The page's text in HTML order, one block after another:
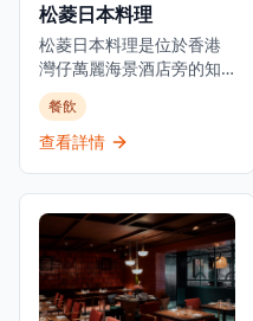
地帶提供精緻的都市用餐
體驗。
松菱日本料理
松菱日本料理是位於香港
灣仔萬麗海景酒店旁的知
名餐廳，是體驗正宗日式
鐵板燒的頂級選擇。餐廳
以精緻的傳統日本料理和
燒宴席已有超過35年的歷
史，深受本地食客和遊客
喜愛。位於灣仔會議展覽
中心旁，松菱提供壽司吧
和鐵板燒用餐體驗，讓客
餐飲
查看詳情